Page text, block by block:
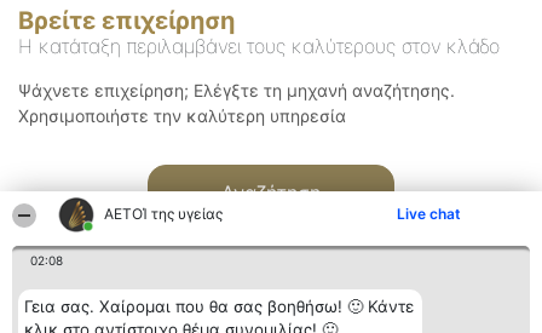
ΑΕΤΟΊ της υγείας Live chat
02:08
Γεια σας. Χαίρομαι που θα σας βοηθήσω! 🙂 Κάντε
Βρείτε επιχείρηση
Η κατάταξη περιλαμβάνει τους καλύτερους στον κλάδο
Ψάχνετε επιχείρηση; Ελέγξτε τη μηχανή αναζήτησης.
Χρησιμοποιήστε την καλύτερη υπηρεσία
Αναζήτηση